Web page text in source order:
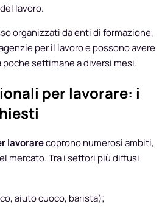
lavoro.
organizzati da enti di formazione,
per il lavoro e possono avere
poche settimane a diversi mesi.
per lavorare: i
lavorarecoprono numerosi ambiti,
mercato. Tra i settori più diffusi
aiuto cuoco, barista);